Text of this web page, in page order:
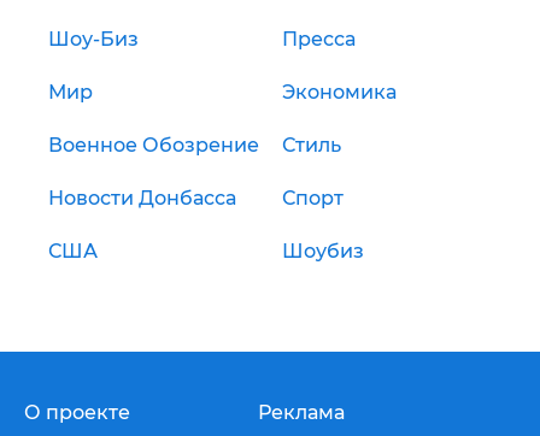
Шоу-Биз Пресса
Мир Экономика
Военное Обозрение Стиль
Новости Донбасса Спорт
США Шоубиз
О проекте Реклама